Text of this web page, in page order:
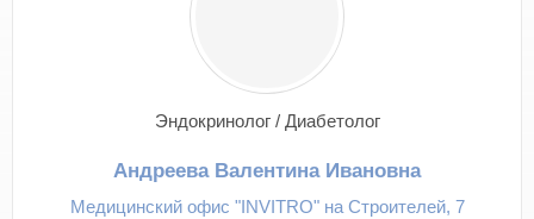
Эндокринолог / Диабетолог
Андреева Валентина Ивановна
Медицинский офис "INVITRO" на Строителей, 7